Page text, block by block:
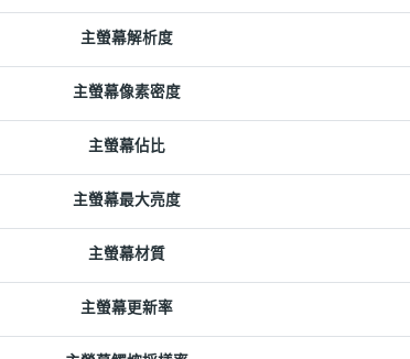
主螢幕解析度
主螢幕像素密度
主螢幕佔比
主螢幕最大亮度
主螢幕材質
主螢幕更新率